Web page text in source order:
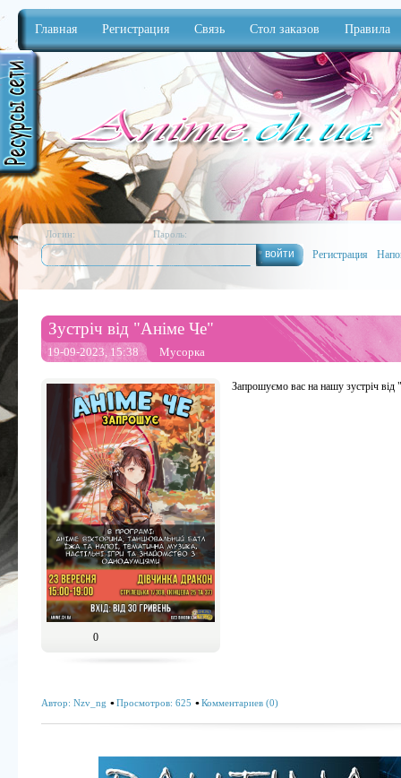
Главная Регистрация Связь Стол заказов Правила
Anime
Логин: Пароль:
Регистрация
Зустріч від "Аніме Че"
19-09-2023, 15:38 Мусорка
0
Запрошуємо вас на нашу зустріч
Автор: Nzv_ng Просмотров: 625 Комментариев (0)